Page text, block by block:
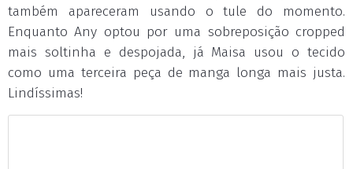
também apareceram usando o tule do momento.
Enquanto Any optou por uma sobreposição cropped
mais soltinha e despojada, já Maisa usou o tecido
como uma terceira peça de manga longa mais justa.
Lindíssimas!